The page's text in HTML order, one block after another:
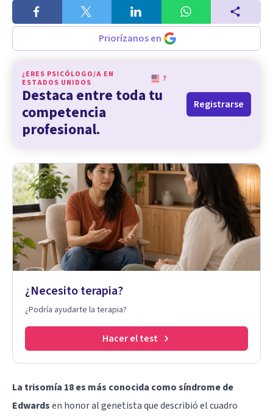
Priorízanos en
¿ERES PSICÓLOGO/A EN
ESTADOS UNIDOS
?
Destaca entre toda tu
competencia
profesional.
Registrarse
¿Necesito terapia?
¿Podría ayudarte la terapia?
Hacer el test
La trisomía 18 es más conocida como síndrome de
Edwardsen honor al genetista que describió el cuadro